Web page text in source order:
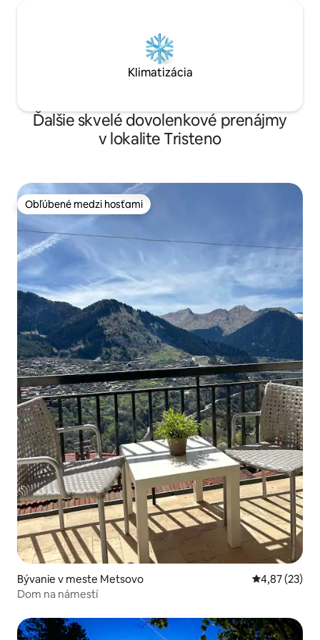
Klimatizácia
Ďalšie skvelé dovolenkové prenájmy
v lokalite Tristeno
Obľúbené medzi hosťami
Obľúbené medzi hosťami
Bývanie v meste Metsovo Priemerné
4,87 (23)
Dom na námestí